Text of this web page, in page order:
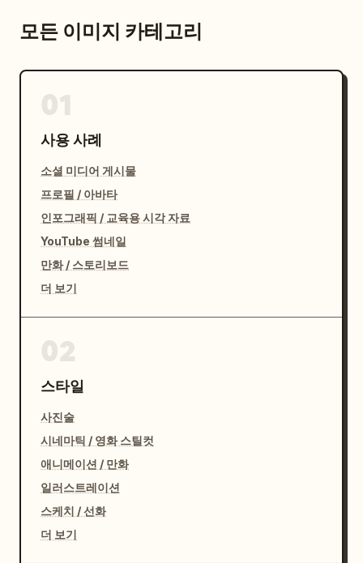
모든 이미지 카테고리
사용 사례
소셜 미디어 게시물
프로필 / 아바타
인포그래픽 / 교육용 시각 자료
YouTube 썸네일
만화 / 스토리보드
더 보기
스타일
사진술
시네마틱 / 영화 스틸컷
애니메이션 / 만화
일러스트레이션
스케치 / 선화
더 보기